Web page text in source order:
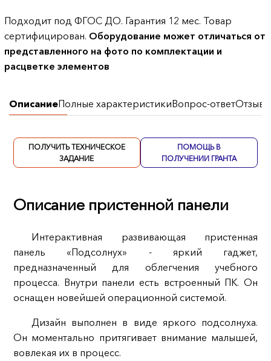
Подходит под ФГОС ДО. Гарантия 12 мес. Товар
сертифицирован. Оборудование может отличаться от
представленного на фото по комплектации и
расцветке элементов
ОписаниеПолные характеристикиВопрос-ответОтзывы
ПОЛУЧИТЬ ТЕХНИЧЕСКОЕ
ЗАДАНИЕ
ПОМОЩЬ В
ПОЛУЧЕНИИ ГРАНТА
Описание пристенной панели
Интерактивная развивающая пристенная
панель «Подсолнух» - яркий гаджет,
предназначенный для облегчения учебного
процесса. Внутри панели есть встроенный ПК. Он
оснащен новейшей операционной системой.
Дизайн выполнен в виде яркого подсолнуха.
Он моментально притягивает внимание малышей,
вовлекая их в процесс.